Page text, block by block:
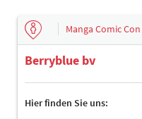
Manga Comic Con
Berryblue bv
Hier finden Sie uns: